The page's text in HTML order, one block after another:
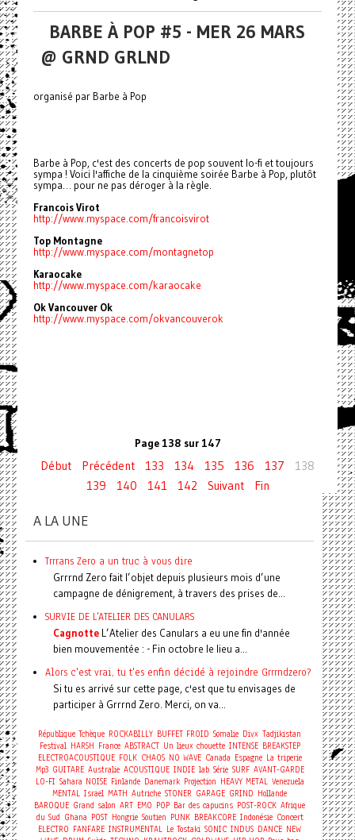
BARBE À POP #5 - MER 26 MARS
@ GRND GRLND
organisé par Barbe à Pop
Barbe à Pop, c'est des concerts de pop souvent lo-fi et toujours
sympa ! Voici l'affiche de la cinquième soirée Barbe à Pop, plutôt
sympa… pour ne pas déroger à la règle.
Francois Virot
http://www.myspace.com/francoisvirot
Top Montagne
http://www.myspace.com/montagnetop
Karaocake
http://www.myspace.com/karaocake
Ok Vancouver Ok
http://www.myspace.com/okvancouverok
Page 138 sur 147
Début Précédent 133 134 135 136 137
138
139
140 141 142 Suivant Fin
A LA UNE
Trrrans Zero a un truc à vous dire
Grrrnd Zero fait l’objet depuis plusieurs mois d’une
campagne de dénigrement, à travers des prises de...
SURVIE DE L'ATELIER DES CANULARS
CagnotteL’Atelier des Canulars a eu une fin d'année
bien mouvementée : - Fin octobre le lieu a...
Alors c'est vrai, tu t'es enfin décidé à rejoindre Grrrndzero?
Si tu es arrivé sur cette page, c'est que tu envisages de
participer à Grrrnd Zero. Merci, on va...
République Tchèque ROCKABILLY BUFFET FROID Somalie Divx Tadjikistan
Festival HARSH France ABSTRACT Un lieux chouette INTENSE BREAKSTEP
ELECTROACOUSTIQUE FOLK CHAOS NO WAVE Canada Espagne La triperie
Mp3 GUITARE Australie ACOUSTIQUE INDIE lab Série SURF AVANT-GARDE
LO-FI Sahara NOISE Finlande Danemark Projection HEAVY METAL Venezuela
MENTAL Israel MATH Autriche STONER GARAGE GRIND Hollande
BAROQUE Grand salon ART EMO POP Bar des capucins POST-ROCK Afrique
du Sud Ghana POST Hongrie Soutien PUNK BREAKCORE Indonésie Concert
ELECTRO FANFARE INSTRUMENTAL Le Tostaki SONIC INDUS DANCE NEW